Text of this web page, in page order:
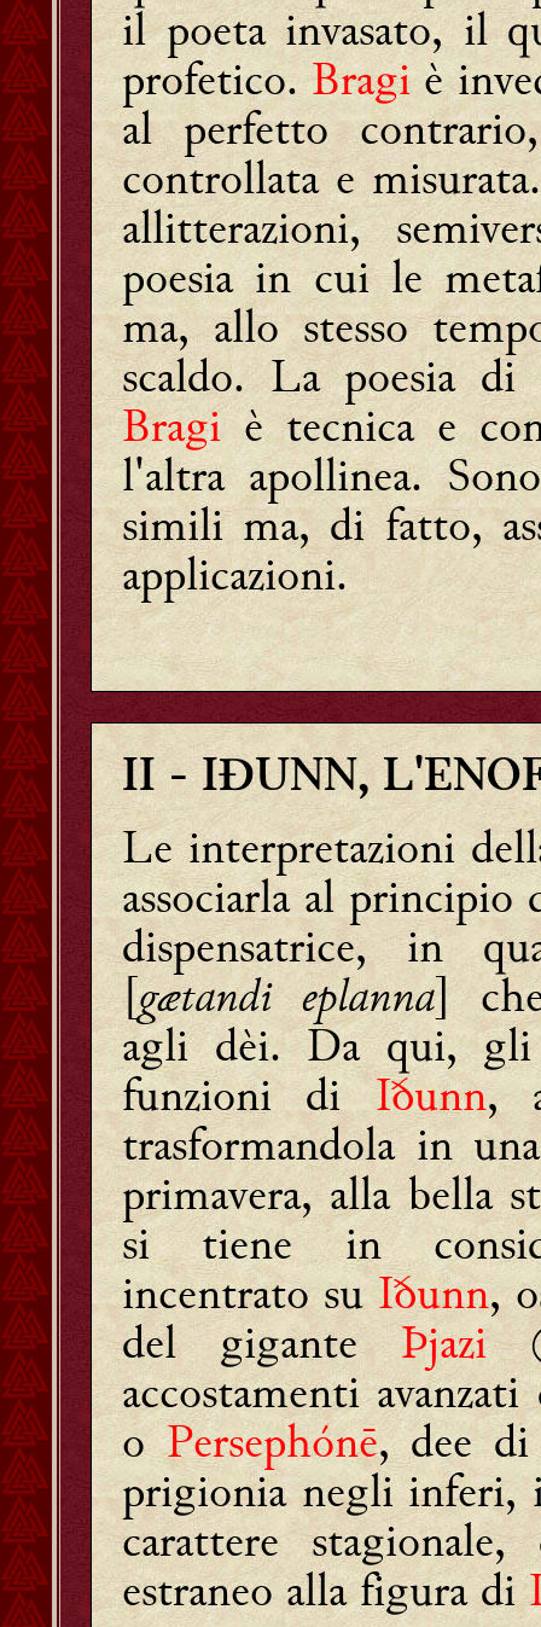
il poeta invasato, il
profetico.Bragi è
al perfetto
controllata e
allitterazioni,
poesia in cui le
ma, allo stesso
scaldo. La poesia di
Bragiè tecnica e
l'altra apollinea.
simili ma, di fatto,
applicazioni.
II - IÐUNN,
Le interpretazioni
associarla al
dispensatrice, in
[gætandi eplanna]
agli dèi. Da qui, gli
funzioni diIðunn,
trasformandola in
primavera, alla bella
si tiene in
incentrato suIðunn,
del giganteÞjazi
accostamenti
oPersephónē, dee
prigionia negli inferi,
carattere
estraneo alla figura di